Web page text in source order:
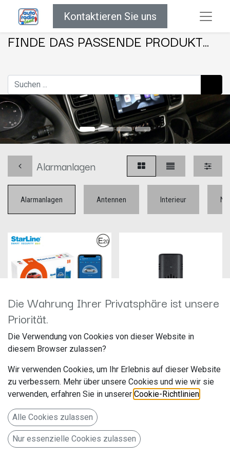
Kontaktieren Sie uns
FINDE DAS PASSENDE PRODUKT...
Alarmanlagen
Alarmanlagen Antennen Interieur
STARLINE Alarmsystem mit WFS,
GSM, TAG, GPS
Hersteller: Ampire
Artikelnummer: STAR-S9-V2-
4G-GPS
Deutschland www.ampire.de
mit WFS, GSM, TAG, GPS
1.400,00€
Hersteller: Thitronik
Artikelnummer: 100759
Thitronik GmbH
Finkenweg 11-15
WiPro III safe.lock
Die Wahrung Ihrer Privatsphäre ist unsere
Priorität.
Die Verwendung von Cookies von dieser Website in
diesem Browser zulassen?
Wir verwenden Cookies, um Ihr Erlebnis auf dieser Website
zu verbessern. Mehr über unsere Cookies und wie wir sie
verwenden, erfahren Sie in unserer Cookie-Richtlinien
Alle Cookies zulassen
Nur essenzielle Cookies zulassen